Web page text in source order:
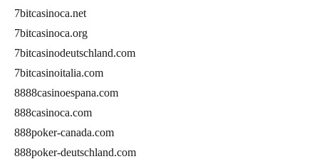
7bitcasinoca.net
7bitcasinoca.org
7bitcasinodeutschland.com
7bitcasinoitalia.com
8888casinoespana.com
888casinoca.com
888poker-canada.com
888poker-deutschland.com